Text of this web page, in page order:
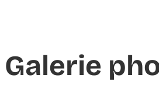
Galerie